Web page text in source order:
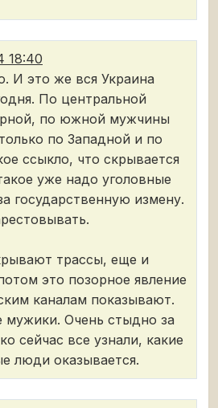
18:40
И это же вся Украина
По центральной
по южной мужчины
по Западной и по
ссыкло, что скрывается
уже надо уголовные
государственную измену.
трассы, еще и
это позорное явление
каналам показывают.
мужики. Очень стыдно за
сейчас все узнали, какие
люди оказывается.